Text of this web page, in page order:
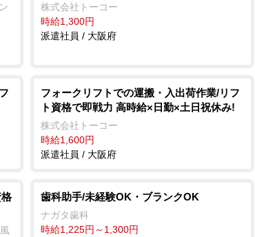
株式会社トーコー
時給1,300円
派遣社員 / 大阪府
フォークリフトでの運搬・入出荷作業/リフ
ト資格で即戦力 高時給×日勤×土日祝休み!
株式会社トーコー
時給1,600円
派遣社員 / 大阪府
歯科助手/未経験OK・ブランクOK
ナガタ歯科
時給1,225円～1,300円